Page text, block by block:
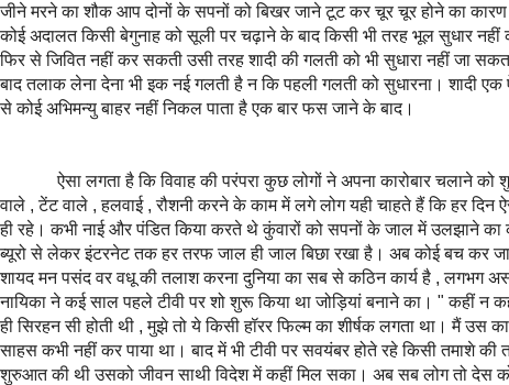
जीने मरने का शौक आप दोनों के सपनों को बिखर जाने टूट कर चूर चूर होने का
कोई अदालत किसी बेगुनाह को सूली पर चढ़ाने के बाद किसी भी तरह भूल सुधार
फिर से जिवित नहीं कर सकती उसी तरह शादी की गलती को भी सुधारा नहीं जा
बाद तलाक लेना देना भी इक नई गलती है न कि पहली गलती को सुधारना। शादी
से कोई अभिमन्यु बाहर नहीं निकल पाता है एक बार फस जाने के बाद।
ऐसा लगता है कि विवाह की परंपरा कुछ लोगों ने अपना कारोबार चलाने को
वाले , टेंट वाले , हलवाई , रौशनी करने के काम में लगे लोग यही चाहते हैं कि हर
ही रहे। कभी नाई और पंडित किया करते थे कुंवारों को सपनों के जाल में उलझाने
ब्यूरो से लेकर इंटरनेट तक हर तरफ जाल ही जाल बिछा रखा है। अब कोई बच कर
शायद मन पसंद वर वधू की तलाश करना दुनिया का सब से कठिन कार्य है , लगभग
नायिका ने कई साल पहले टीवी पर शो शुरू किया था जोड़ियां बनाने का। " कहीं न
ही सिरहन सी होती थी , मुझे तो ये किसी हॉरर फिल्म का शीर्षक लगता था। मैं उस
साहस कभी नहीं कर पाया था। बाद में भी टीवी पर सवयंबर होते रहे किसी तमाशे की
शुरुआत की थी उसको जीवन साथी विदेश में कहीं मिल सका। अब सब लोग तो देस